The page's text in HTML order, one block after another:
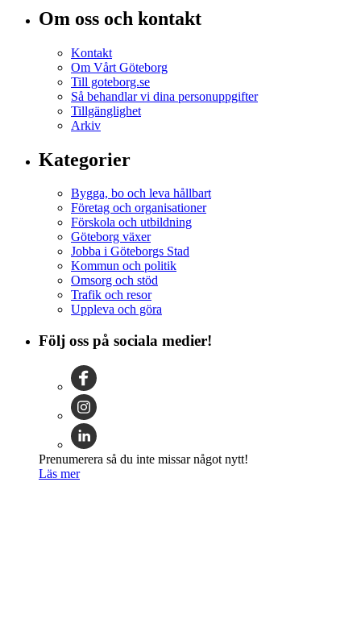
Om oss och kontakt
Kontakt
Om Vårt Göteborg
Till goteborg.se
Så behandlar vi dina personuppgifter
Tillgänglighet
Arkiv
Kategorier
Bygga, bo och leva hållbart
Företag och organisationer
Förskola och utbildning
Göteborg växer
Jobba i Göteborgs Stad
Kommun och politik
Omsorg och stöd
Trafik och resor
Uppleva och göra
Följ oss på sociala medier!
Prenumerera så du inte missar något nytt!
Läs mer